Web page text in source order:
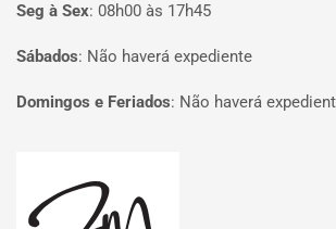
Seg à Sex: 08h00 às 17h45
Sábados: Não haverá expediente
Domingos e Feriados: Não haverá